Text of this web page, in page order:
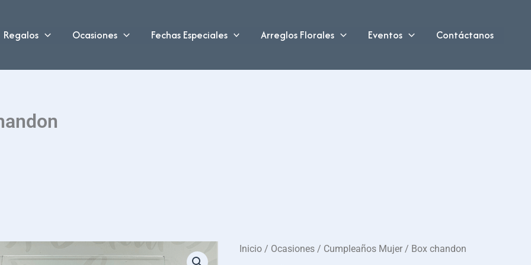
Regalos Ocasiones Fechas Especiales Arreglos Florales Eventos Contáctanos
Inicio / Ocasiones / Cumpleaños Mujer / Box chandon